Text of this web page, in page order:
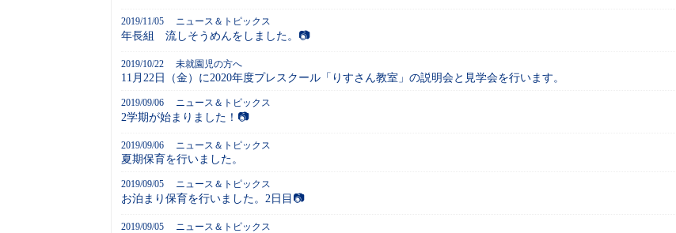
2019/11/05 ニュース＆トピックス
年長組 流しそうめんをしました。📷
2019/10/22 未就園児の方へ
11月22日（金）に2020年度プレスクール「りすさん教室」の説明会と見学会を行います。
2019/09/06 ニュース＆トピックス
2学期が始まりました！📷
2019/09/06 ニュース＆トピックス
夏期保育を行いました。
2019/09/05 ニュース＆トピックス
お泊まり保育を行いました。2日目📷
2019/09/05 ニュース＆トピックス